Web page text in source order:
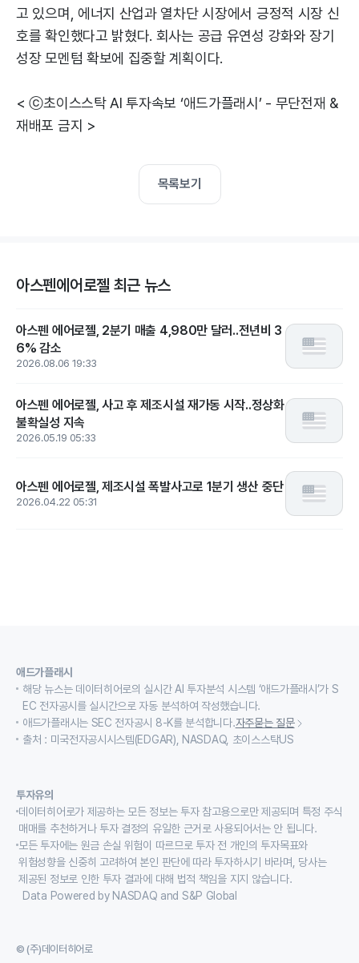
고 있으며, 에너지 산업과 열차단 시장에서 긍정적 시장 신
호를 확인했다고 밝혔다. 회사는 공급 유연성 강화와 장기
성장 모멘텀 확보에 집중할 계획이다.
< ⓒ초이스스탁 AI 투자속보 ‘애드가플래시’ - 무단전재 &
재배포 금지 >
목록보기
아스펜에어로젤 최근 뉴스
아스펜 에어로젤, 2분기 매출 4,980만 달러..전년비 3
6% 감소
2026.08.06 19:33
아스펜 에어로젤, 사고 후 제조시설 재가동 시작..정상화
불확실성 지속
2026.05.19 05:33
아스펜 에어로젤, 제조시설 폭발사고로 1분기 생산 중단
2026.04.22 05:31
애드가플래시
해당 뉴스는 데이터히어로의 실시간 AI 투자분석 시스템 ‘애드가플래시’가 S
EC 전자공시를 실시간으로 자동 분석하여 작성했습니다.
애드가플래시는 SEC 전자공시 8-K를 분석합니다.자주묻는 질문
출처 : 미국전자공시시스템(EDGAR), NASDAQ, 초이스스탁US
투자유의
데이터히어로가 제공하는 모든 정보는 투자 참고용으로만 제공되며 특정 주식
매매를 추천하거나 투자 결정의 유일한 근거로 사용되어서는 안 됩니다.
모든 투자에는 원금 손실 위험이 따르므로 투자 전 개인의 투자목표와
위험성향을 신중히 고려하여 본인 판단에 따라 투자하시기 바라며, 당사는
제공된 정보로 인한 투자 결과에 대해 법적 책임을 지지 않습니다.
Data Powered by NASDAQ and S&P Global
© (주)데이터히어로